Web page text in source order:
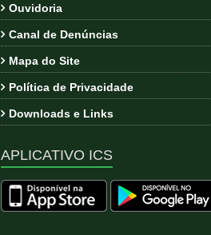
Ouvidoria
Canal de Denúncias
Mapa do Site
Política de Privacidade
Downloads e Links
APLICATIVO ICS